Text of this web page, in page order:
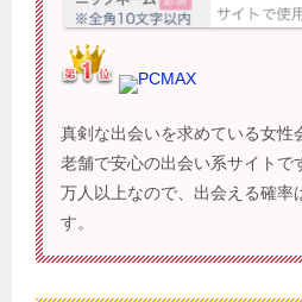
PCMAX
真剣な出会いを求めている女性
老舗で安心の出会い系サイトで
万人以上なので、出会える確率
す。